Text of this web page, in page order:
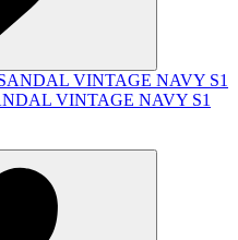
VINTAGE NAVY S1